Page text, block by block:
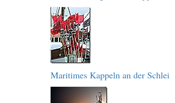
Maritimes Kappeln an der Schlei